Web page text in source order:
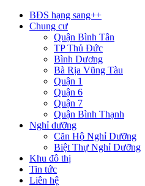
BĐS hạng sang++
Chung cư
Quận Bình Tân
TP Thủ Đức
Bình Dương
Bà Rịa Vũng Tàu
Quận 1
Quận 6
Quận 7
Quận Bình Thạnh
Nghỉ dưỡng
Căn Hộ Nghỉ Dưỡng
Biệt Thự Nghỉ Dưỡng
Khu đô thị
Tin tức
Liên hệ